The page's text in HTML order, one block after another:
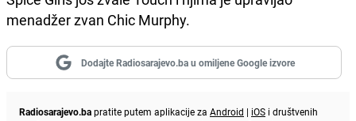
menadžer zvan Chic Murphy.
Dodajte Radiosarajevo.ba u omiljene Google izvore
Radiosarajevo.bapratite putem aplikacije za Android | iOS i društvenih